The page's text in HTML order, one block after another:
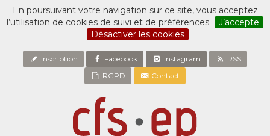
En poursuivant votre navigation sur ce site, vous acceptez
l’utilisation de cookies de suivi et de préférences
J’accepte
Désactiver les cookies
Inscription Facebook Instagram
RSS
RGPD
Contact